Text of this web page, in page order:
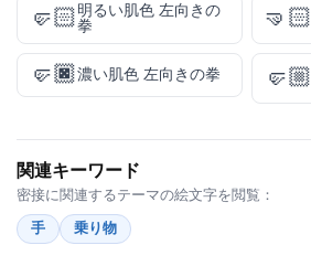
🤛🏻明るい肌色 左向きの
拳
🤜🏻
🤛🏿濃い肌色 左向きの拳 🤛🏼
関連キーワード
密接に関連するテーマの絵文字を閲覧：
手
乗り物